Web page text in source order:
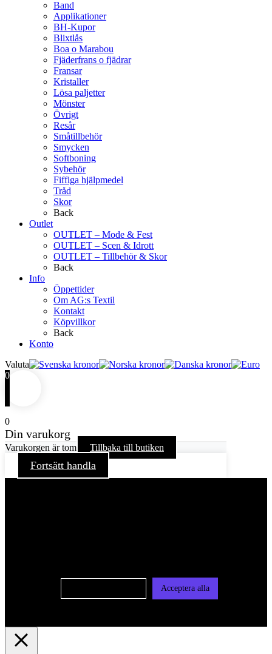
Band
Applikationer
BH-Kupor
Blixtlås
Boa o Marabou
Fjäderfrans o fjädrar
Fransar
Kristaller
Lösa paljetter
Mönster
Övrigt
Resår
Småtillbehör
Smycken
Softboning
Sybehör
Fiffiga hjälpmedel
Tråd
Skor
Back
Outlet
OUTLET – Mode & Fest
OUTLET – Scen & Idrott
OUTLET – Tillbehör & Skor
Back
Info
Öppettider
Om AG:s Textil
Kontakt
Köpvillkor
Back
Konto
Valuta
0
0
Din varukorg
Varukorgen är tom Tillbaka till butiken
Fortsätt handla
Acceptera alla